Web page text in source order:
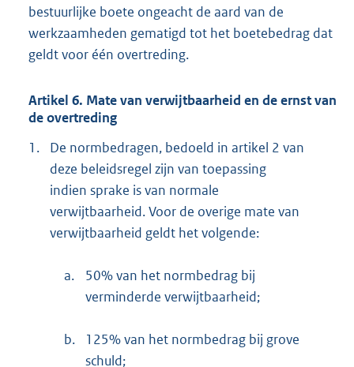
bestuurlijke boete ongeacht de aard van de
werkzaamheden gematigd tot het boetebedrag dat
geldt voor één overtreding.
Artikel 6. Mate van verwijtbaarheid en de ernst van
de overtreding
1.
De normbedragen, bedoeld in artikel 2 van
deze beleidsregel zijn van toepassing
indien sprake is van normale
verwijtbaarheid. Voor de overige mate van
verwijtbaarheid geldt het volgende:
a.
50% van het normbedrag bij
verminderde verwijtbaarheid;
b.
125% van het normbedrag bij grove
schuld;